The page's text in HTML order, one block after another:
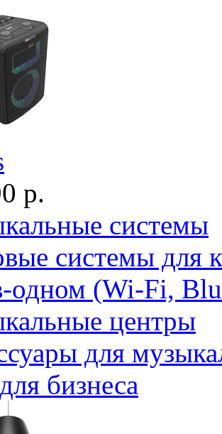
р.
системы
системы для
одном (Wi-Fi,
центры
для
бизнеса